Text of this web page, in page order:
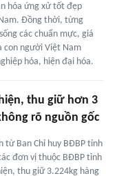
hóa ứng xử tốt đẹp
Đồng thời, từng
các chuẩn mực, giá
con người Việt Nam
hóa, hiện đại hóa.
thu giữ hơn 3
rõ nguồn gốc
từ Ban Chỉ huy BĐBP tỉnh
đơn vị thuộc BĐBP tỉnh
thu giữ 3.224kg hàng